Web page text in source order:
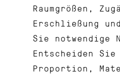
Raumgrößen,
Erschließung
Sie notwendige
Entscheiden Sie
Proportion,